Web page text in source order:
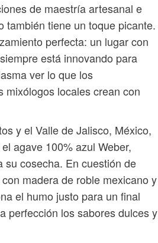
de maestría artesanal e
también tiene un toque picante.
perfecta: un lugar con
está innovando para
ver lo que los
mixólogos locales crean con
y el Valle de Jalisco, México,
agave 100% azul Weber,
su cosecha. En cuestión de
madera de roble mexicano y
el humo justo para un final
perfección los sabores dulces y